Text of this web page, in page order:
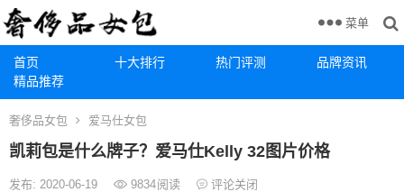
首页 十大排行 热门评测
品牌资讯
精品推荐
菜单
奢侈品女包 爱马仕女包
凯莉包是什么牌子？爱马仕Kelly 32图片价格
发布: 2020-06-19 9834阅读 评论关闭